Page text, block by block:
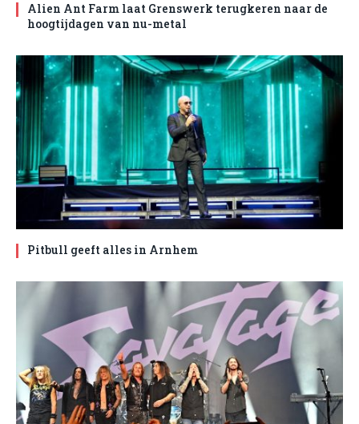
Alien Ant Farm laat Grenswerk terugkeren naar de
hoogtijdagen van nu-metal
Pitbull geeft alles in Arnhem